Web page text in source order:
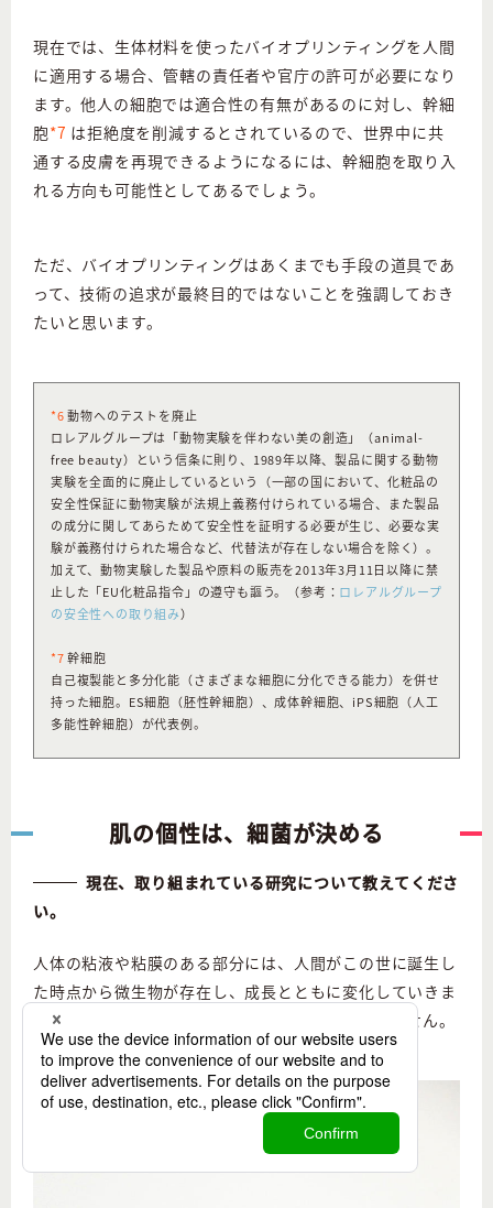
現在では、生体材料を使ったバイオプリンティングを人間
に適用する場合、管轄の責任者や官庁の許可が必要になり
ます。他人の細胞では適合性の有無があるのに対し、幹細
胞*7 は拒絶度を削減するとされているので、世界中に共
通する皮膚を再現できるようになるには、幹細胞を取り入
れる方向も可能性としてあるでしょう。
ただ、バイオプリンティングはあくまでも手段の道具であ
って、技術の追求が最終目的ではないことを強調しておき
たいと思います。
*6動物へのテストを廃止
ロレアルグループは「動物実験を伴わない美の創造」（animal-
free beauty）という信条に則り、1989年以降、製品に関する動物
実験を全面的に廃止しているという（一部の国において、化粧品の
安全性保証に動物実験が法規上義務付けられている場合、また製品
の成分に関してあらためて安全性を証明する必要が生じ、必要な実
験が義務付けられた場合など、代替法が存在しない場合を除く）。
加えて、動物実験した製品や原料の販売を2013年3月11日以降に禁
止した「EU化粧品指令」の遵守も謳う。（参考： ロレアルグループ
の安全性への取り組み）
*7幹細胞
自己複製能と多分化能（さまざまな細胞に分化できる能力）を併せ
持った細胞。ES細胞（胚性幹細胞）、成体幹細胞、iPS細胞（人工
多能性幹細胞）が代表例。
肌の個性は、細菌が決める
現在、取り組まれている研究について教えてくださ
い。
人体の粘液や粘膜のある部分には、人間がこの世に誕生し
た時点から微生物が存在し、成長とともに変化していきま
す。私たちは、微生物の手助けなくして生きられません。